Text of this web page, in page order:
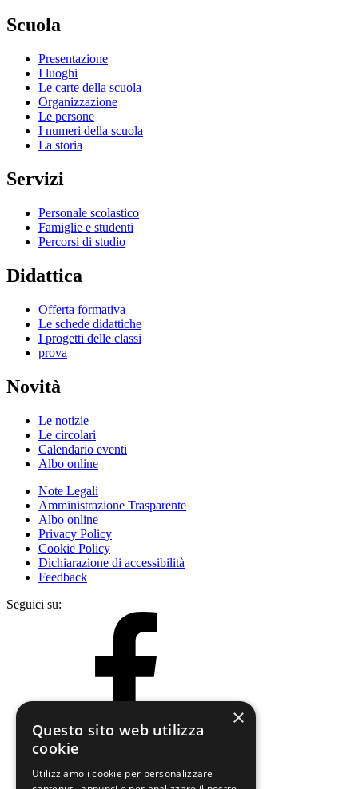
Scuola
Presentazione
I luoghi
Le carte della scuola
Organizzazione
Le persone
I numeri della scuola
La storia
Servizi
Personale scolastico
Famiglie e studenti
Percorsi di studio
Didattica
Offerta formativa
Le schede didattiche
I progetti delle classi
prova
Novità
Le notizie
Le circolari
Calendario eventi
Albo online
Note Legali
Amministrazione Trasparente
Albo online
Privacy Policy
Cookie Policy
Dichiarazione di accessibilità
Feedback
Seguici su:
×
Questo sito web utilizza
cookie
Utilizziamo i cookie per personalizzare